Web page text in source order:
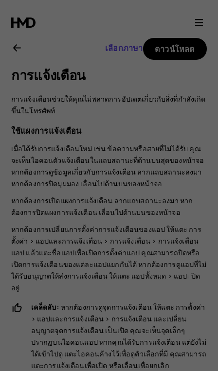
คู่มือ
ผู้
ใช้
Nokia
2.1
เลือกภาษา ดาวน์โหลด
การแจ้งเตือน
การแจ้งเตือนช่วยให้คุณไม่พลาดการอัปเดตเกี่ยวกับสิ่งที่กำลังเกิด
ขึ้นในโทรศัพท์
ใช้แผงการแจ้งเตือน
เมื่อได้รับการแจ้งเตือนใหม่ เช่น ข้อความหรือสายที่ไม่ได้รับ คุณ
จะเห็นไอคอนตัวแจ้งเตือนในแถบสถานะที่ด้านบนสุดของหน้าจอ
หากต้องการดูข้อมูลเกี่ยวกับการแจ้งเตือน ลากแถบสถานะลงมา
หากต้องการปิดมุมมอง เลื่อนไปด้านบนของหน้าจอ
หากต้องการเปิดแผงการแจ้งเตือน ลากแถบสถานะลงมา หาก
ต้องการปิดแผงการแจ้งเตือน เลื่อนไปด้านบนของหน้าจอ
หากต้องการเปลี่ยนการตั้งค่าการแจ้งเตือนของแอป ให้แตะ การ
ตั้งค่า > แอปและการแจ้งเตือน > การแจ้งเตือน > การแจ้งเตือน
แอป แล้วแตะชื่อแอปเพื่อเปิดการตั้งค่าแอป คุณสามารถปิดหรือ
เปิดการแจ้งเตือนของแต่ละแอปแยกกันได้ หากต้องการดูแอปที่ไม่
ได้รับอนุญาตให้ส่งการแจ้งเตือน ให้แตะ แอปทั้งหมด > แอป: ปิด
อยู่
เคล็ดลับ: หากต้องการดูจุดการแจ้งเตือน ให้แตะ การตั้งค่า
> แอปและการแจ้งเตือน > การแจ้งเตือน และเปลี่ยน
อนุญาตจุดการแจ้งเตือน เป็นเปิด คุณจะเห็นจุดเล็กๆ
ปรากฏบนไอคอนแอป หากคุณได้รับการแจ้งเตือน แต่ยังไม่
ได้เข้าไปดู แตะไอคอนค้างไว้เพื่อดูตัวเลือกที่มี คุณสามารถ
แตะการแจ้งเตือนเพื่อเปิด หรือเลื่อนเพื่อยกเลิก